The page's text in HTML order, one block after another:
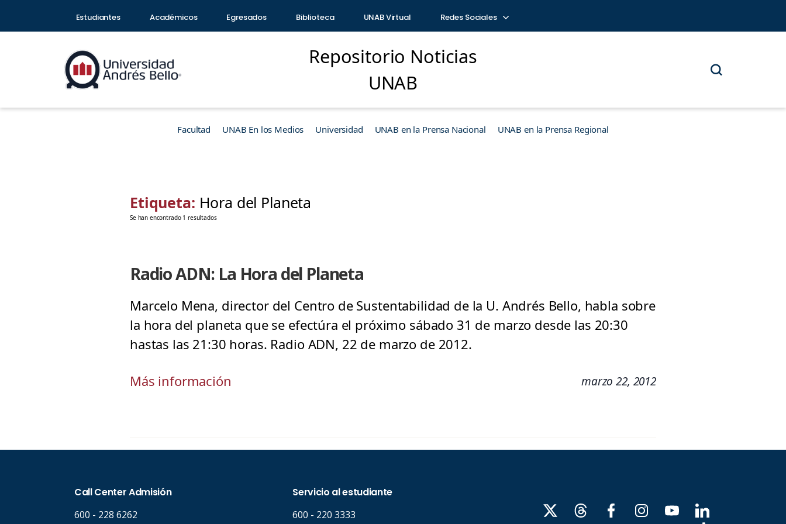
Estudiantes Académicos Egresados Biblioteca UNAB Virtual Redes Sociales
Repositorio Noticias
UNAB
Facultad UNAB En los Medios Universidad UNAB en la Prensa Nacional UNAB en la Prensa Regional
Etiqueta: Hora del Planeta
Se han encontrado 1 resultados
Radio ADN: La Hora del Planeta
Marcelo Mena, director del Centro de Sustentabilidad de la U. Andrés Bello, habla sobre
la hora del planeta que se efectúra el próximo sábado 31 de marzo desde las 20:30
hastas las 21:30 horas. Radio ADN, 22 de marzo de 2012.
Más información marzo 22, 2012